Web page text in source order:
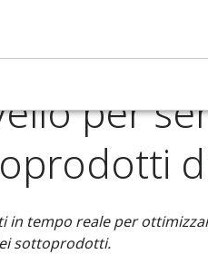
Misurazione del
per
tempo reale per
sottoprodotti.